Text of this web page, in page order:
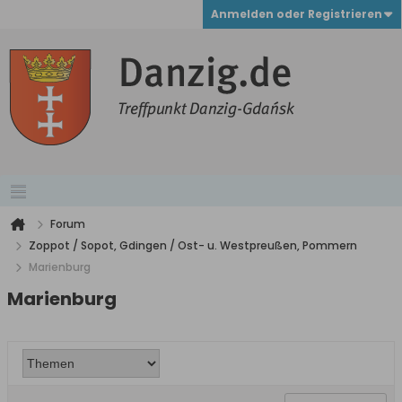
Anmelden oder Registrieren
Forum
Zoppot / Sopot, Gdingen / Ost- u. Westpreußen, Pommern
Marienburg
Marienburg